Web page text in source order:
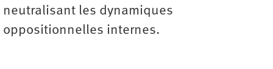
neutralisant les dynamiques
oppositionnelles internes.